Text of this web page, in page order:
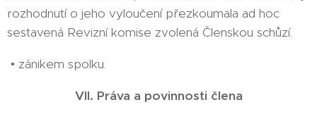
rozhodnutí o jeho vyloučení přezkoumala ad hoc
sestavená Revizní komise zvolená Členskou schůzí.
• zánikem spolku.
VII. Práva a povinnosti člena